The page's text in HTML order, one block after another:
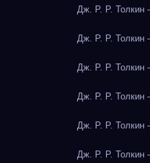
Дж. Р. Р. Толкин
Дж. Р. Р. Толкин
Дж. Р. Р. Толкин
Дж. Р. Р. Толкин
Дж. Р. Р. Толкин
Дж. Р. Р. Толкин